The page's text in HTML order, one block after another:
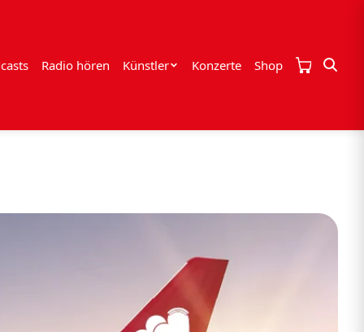
Radio hören Künstler Konzerte Shop